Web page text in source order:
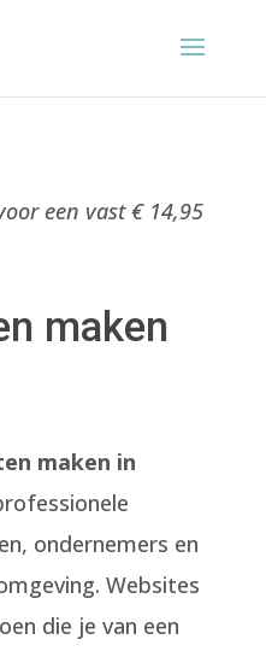
een vast € 14,95
maken
maken in
ondernemers en
Websites
die je van een